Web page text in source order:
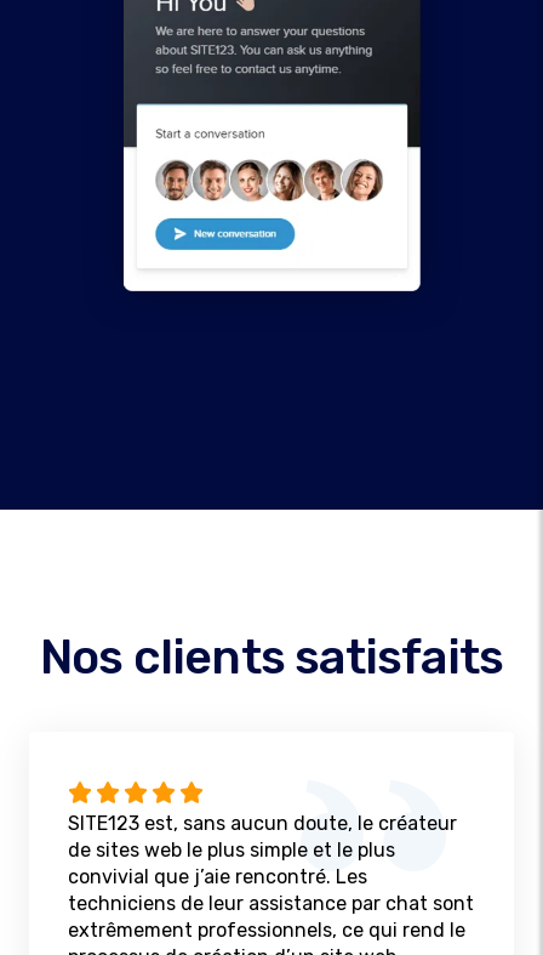
Nos clients satisfaits
SITE123 est, sans aucun doute, le créateur
de sites web le plus simple et le plus
convivial que j’aie rencontré. Les
techniciens de leur assistance par chat sont
extrêmement professionnels, ce qui rend le